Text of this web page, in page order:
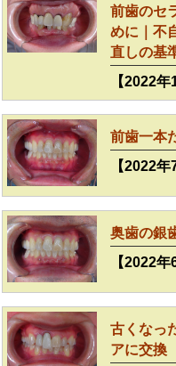
前歯のセ
めに｜不
直しの基
【2022年
前歯一本
【2022年
奥歯の銀
【2022年
古くなっ
アに交換